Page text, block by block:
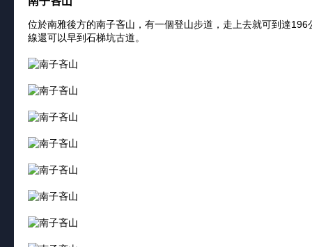
位於南雅後方的南子吝山，有一個登山步道，走上去就可到達
線還可以早到石梯坑古道。